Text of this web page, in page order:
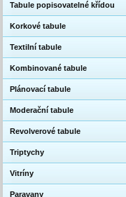
Tabule popisovatelné křídou
Korkové tabule
Textilní tabule
Kombinované tabule
Plánovací tabule
Moderační tabule
Revolverové tabule
Triptychy
Vitríny
Paravany